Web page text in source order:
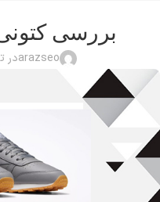
بررسی
arazseoدر تاریخ